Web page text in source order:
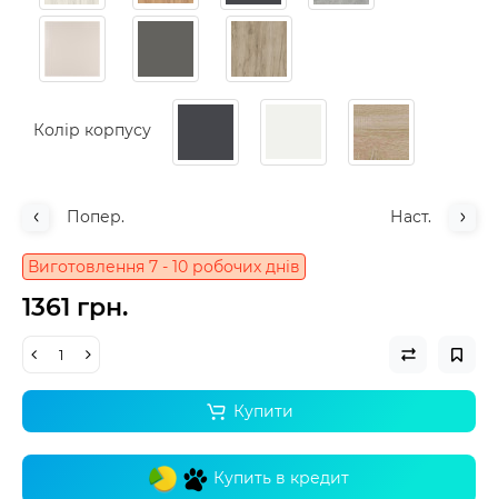
Колір корпусу
Попер. Наст.
Виготовлення 7 - 10 робочих днів
1361 грн.
Купити
Купить в кредит